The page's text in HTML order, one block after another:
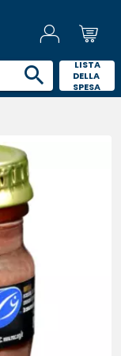
LISTA
DELLA
SPESA